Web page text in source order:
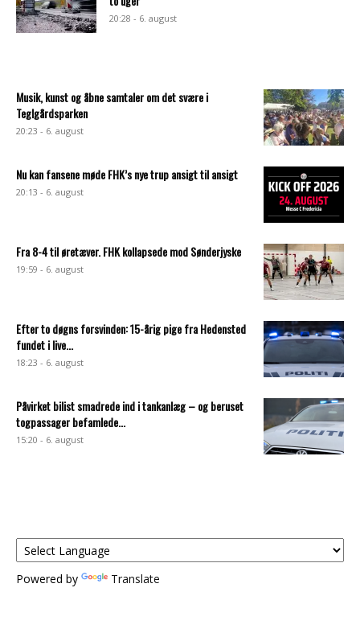
20:28 - 6. august
Musik, kunst og åbne samtaler om det svære i
Teglgårdsparken
20:23 - 6. august
Nu kan fansene møde FHK’s nye trup ansigt til ansigt
20:13 - 6. august
Fra 8-4 til øretæver. FHK kollapsede mod Sønderjyske
19:59 - 6. august
Efter to døgns forsvinden: 15-årig pige fra Hedensted
fundet i live...
18:23 - 6. august
Påvirket bilist smadrede ind i tankanlæg – og beruset
togpassager befamlede...
15:20 - 6. august
Powered by Translate